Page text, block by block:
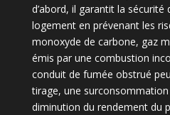
d’abord, il garantit la sécurité
logement en prévenant les
monoxyde de carbone, gaz
émis par une combustion
conduit de fumée obstrué
tirage, une
diminution du rendement du